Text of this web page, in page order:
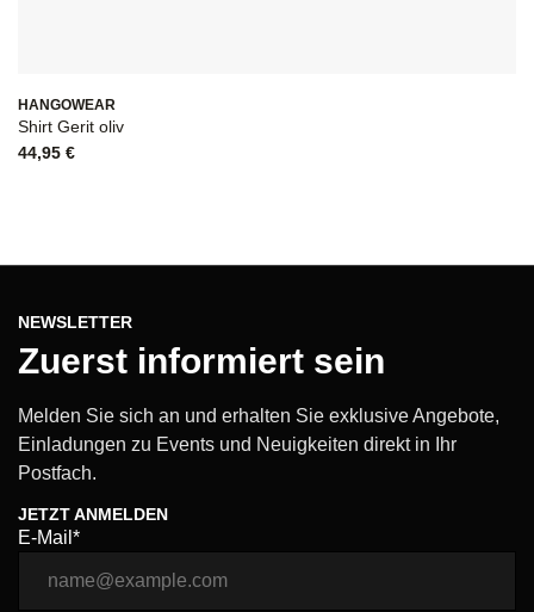
HANGOWEAR
Shirt Gerit oliv
44,95 €
NEWSLETTER
Zuerst informiert sein
Melden Sie sich an und erhalten Sie exklusive Angebote,
Einladungen zu Events und Neuigkeiten direkt in Ihr
Postfach.
JETZT ANMELDEN
E-Mail*